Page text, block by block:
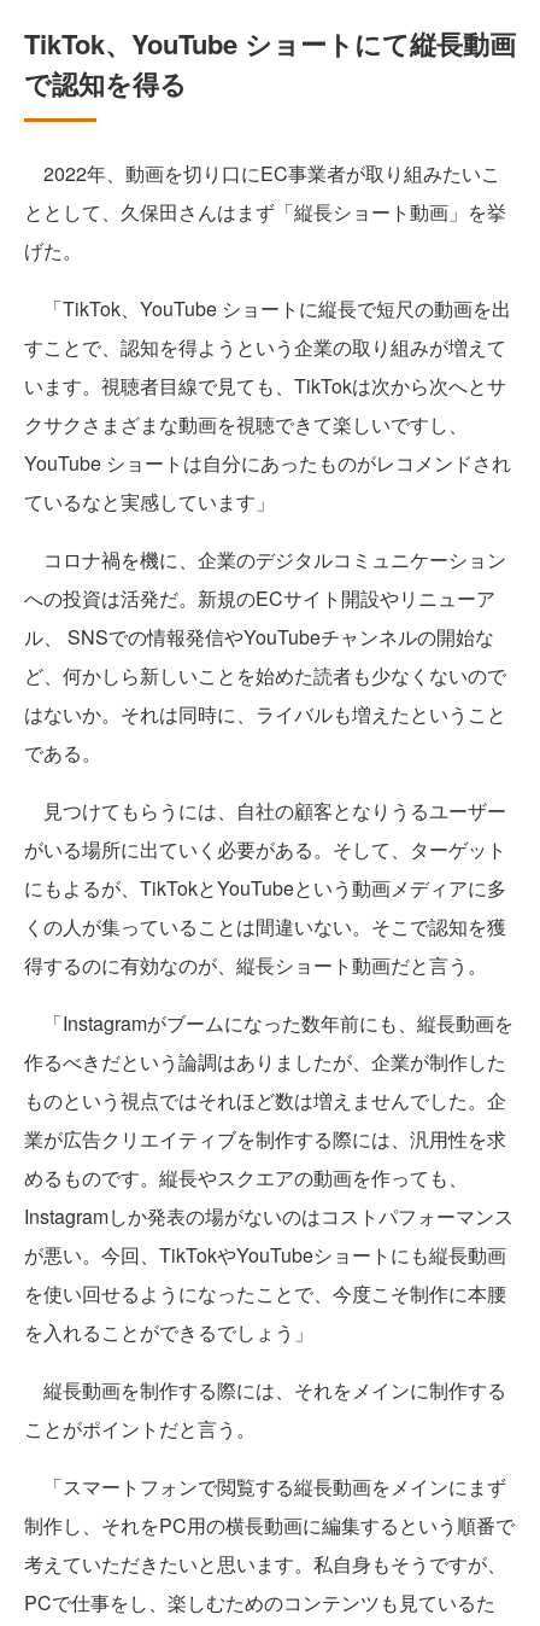
TikTok、YouTube ショートにて縦長動画
で認知を得る
2022年、動画を切り口にEC事業者が取り組みたいこ
ととして、久保田さんはまず「縦長ショート動画」を挙
げた。
「TikTok、YouTube ショートに縦長で短尺の動画を出
すことで、認知を得ようという企業の取り組みが増えて
います。視聴者目線で見ても、TikTokは次から次へとサ
クサクさまざまな動画を視聴できて楽しいですし、
YouTube ショートは自分にあったものがレコメンドされ
ているなと実感しています」
コロナ禍を機に、企業のデジタルコミュニケーション
への投資は活発だ。新規のECサイト開設やリニューア
ル、 SNSでの情報発信やYouTubeチャンネルの開始な
ど、何かしら新しいことを始めた読者も少なくないので
はないか。それは同時に、ライバルも増えたということ
である。
見つけてもらうには、自社の顧客となりうるユーザー
がいる場所に出ていく必要がある。そして、ターゲット
にもよるが、TikTokとYouTubeという動画メディアに多
くの人が集っていることは間違いない。そこで認知を獲
得するのに有効なのが、縦長ショート動画だと言う。
「Instagramがブームになった数年前にも、縦長動画を
作るべきだという論調はありましたが、企業が制作した
ものという視点ではそれほど数は増えませんでした。企
業が広告クリエイティブを制作する際には、汎用性を求
めるものです。縦長やスクエアの動画を作っても、
Instagramしか発表の場がないのはコストパフォーマンス
が悪い。今回、TikTokやYouTubeショートにも縦長動画
を使い回せるようになったことで、今度こそ制作に本腰
を入れることができるでしょう」
縦長動画を制作する際には、それをメインに制作する
ことがポイントだと言う。
「スマートフォンで閲覧する縦長動画をメインにまず
制作し、それをPC用の横長動画に編集するという順番で
考えていただきたいと思います。私自身もそうですが、
PCで仕事をし、楽しむためのコンテンツも見ているた